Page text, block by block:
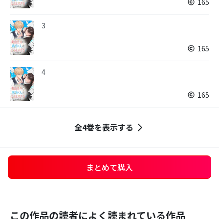
165
3
165
4
165
全4巻を表示する
まとめて購入
この作品の読者によく読まれている作品